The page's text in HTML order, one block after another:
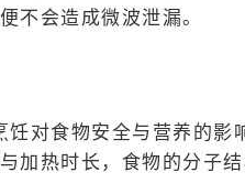
不会造成微波泄漏。
对食物安全与营养的影
加热时长，食物的分子结